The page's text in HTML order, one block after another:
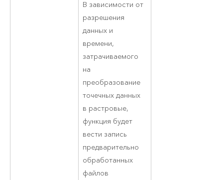
В зависимости от
разрешения
данных и
времени,
затрачиваемого
на
преобразование
точечных данных
в растровые,
функция будет
вести запись
предварительно
обработанных
файлов